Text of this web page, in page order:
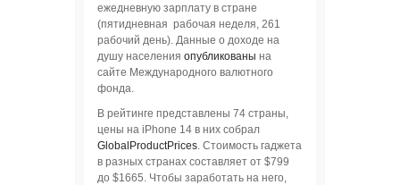
ежедневную зарплату в стране
(пятидневная рабочая неделя, 261
рабочий день). Данные о доходе на
душу населения опубликованы на
сайте Международного валютного
фонда.
В рейтинге представлены 74 страны,
цены на iPhone 14 в них собрал
GlobalProductPrices. Стоимость гаджета
в разных странах составляет от $799
до $1665. Чтобы заработать на него,